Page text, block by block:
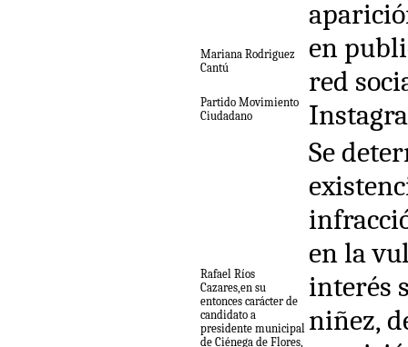
en
red
Mariana Rodriguez
Cantú
Partido Movimiento
Ciudadano
Rafael Ríos
Cazares,en su
entonces carácter de
candidato a
presidente municipal
de Ciénega de Flores,
Se
en la
interés
niñez,